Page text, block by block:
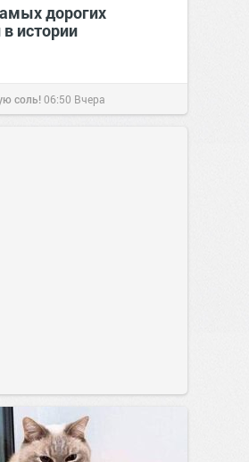
дорогих
истории
соль!06:50 Вчера